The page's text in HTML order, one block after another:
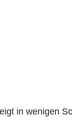
in wenigen